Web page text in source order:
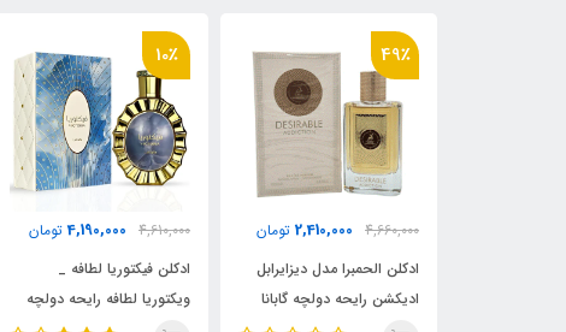
10٪
4,610,000
4,190,000 تومان
ادکلن فیکتوریا لطافه _
ویکتوریا لطافه رایحه دولچه
49٪
4,660,000
2,410,000 تومان
ادکلن الحمبرا مدل دیزایرابل
ادیکشن رایحه دولچه گابانا